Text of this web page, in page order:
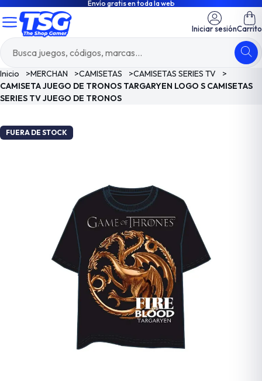
Envío gratis en toda la web
Iniciar sesiónCarrito
Inicio >MERCHAN >CAMISETAS >CAMISETAS SERIES TV
>
CAMISETA JUEGO DE TRONOS TARGARYEN LOGO S CAMISETAS
SERIES TV JUEGO DE TRONOS
FUERA DE STOCK